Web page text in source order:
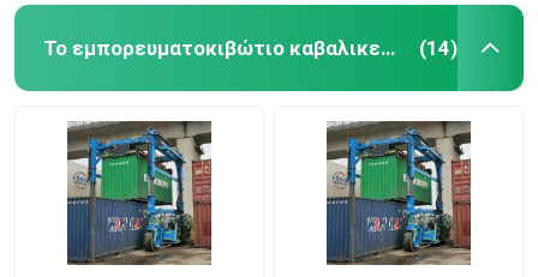
Το εμπορευματοκιβώτιο καβαλικεύει το μεταφορέα (14)